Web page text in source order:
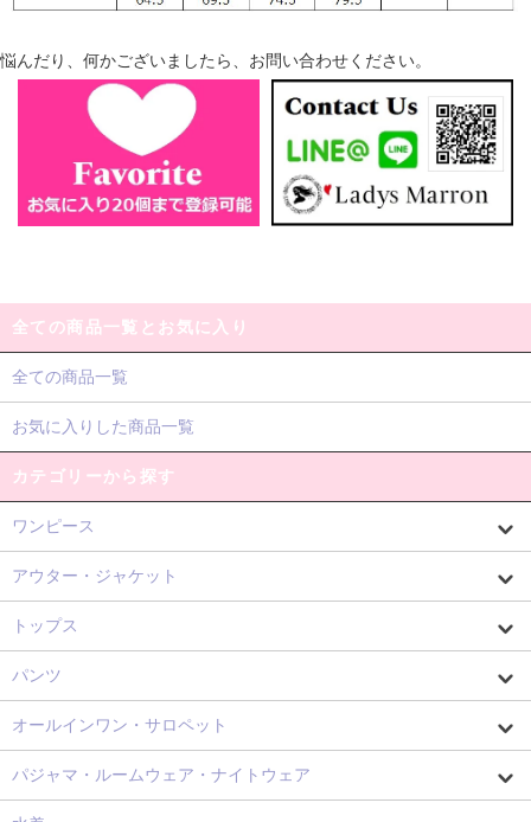
悩んだり、何かございましたら、お問い合わせください。
全ての商品一覧とお気に入り
全ての商品一覧
お気に入りした商品一覧
カテゴリーから探す
ワンピース
アウター・ジャケット
トップス
パンツ
オールインワン・サロペット
パジャマ・ルームウェア・ナイトウェア